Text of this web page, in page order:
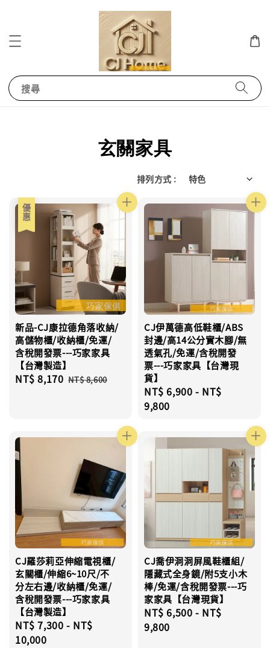
搜尋
玄關家具
排列方式 :
優惠
新品-CJ康拉德角落收納/
高儲物櫃/收納櫃/免運/
含稅開發票---巧家家具
【台灣製造】
Sale
NT$ 8,170 Regular
NT$ 8,600
CJ伊萬德高低鞋櫃/ABS
封邊/高14公分實木腳/無
透氣孔/免運/含稅開發
票---巧家家具【台灣現
貨】
Regular
price
NT$ 6,900 - NT$
9,800
CJ羅莎莉亞伸縮電視櫃/
玄關櫃/伸縮6~10尺/不
分左右邊/收納櫃/免運/
含稅開發票---巧家家具
【台灣製造】
Regular
price
NT$ 7,300 - NT$
10,000
CJ喬伊洞洞屏風鞋櫃組/
隱藏式全身鏡/附5支小木
棒/免運/含稅開發票---巧
家家具【台灣現貨】
Regular
price
NT$ 6,500 - NT$
9,800